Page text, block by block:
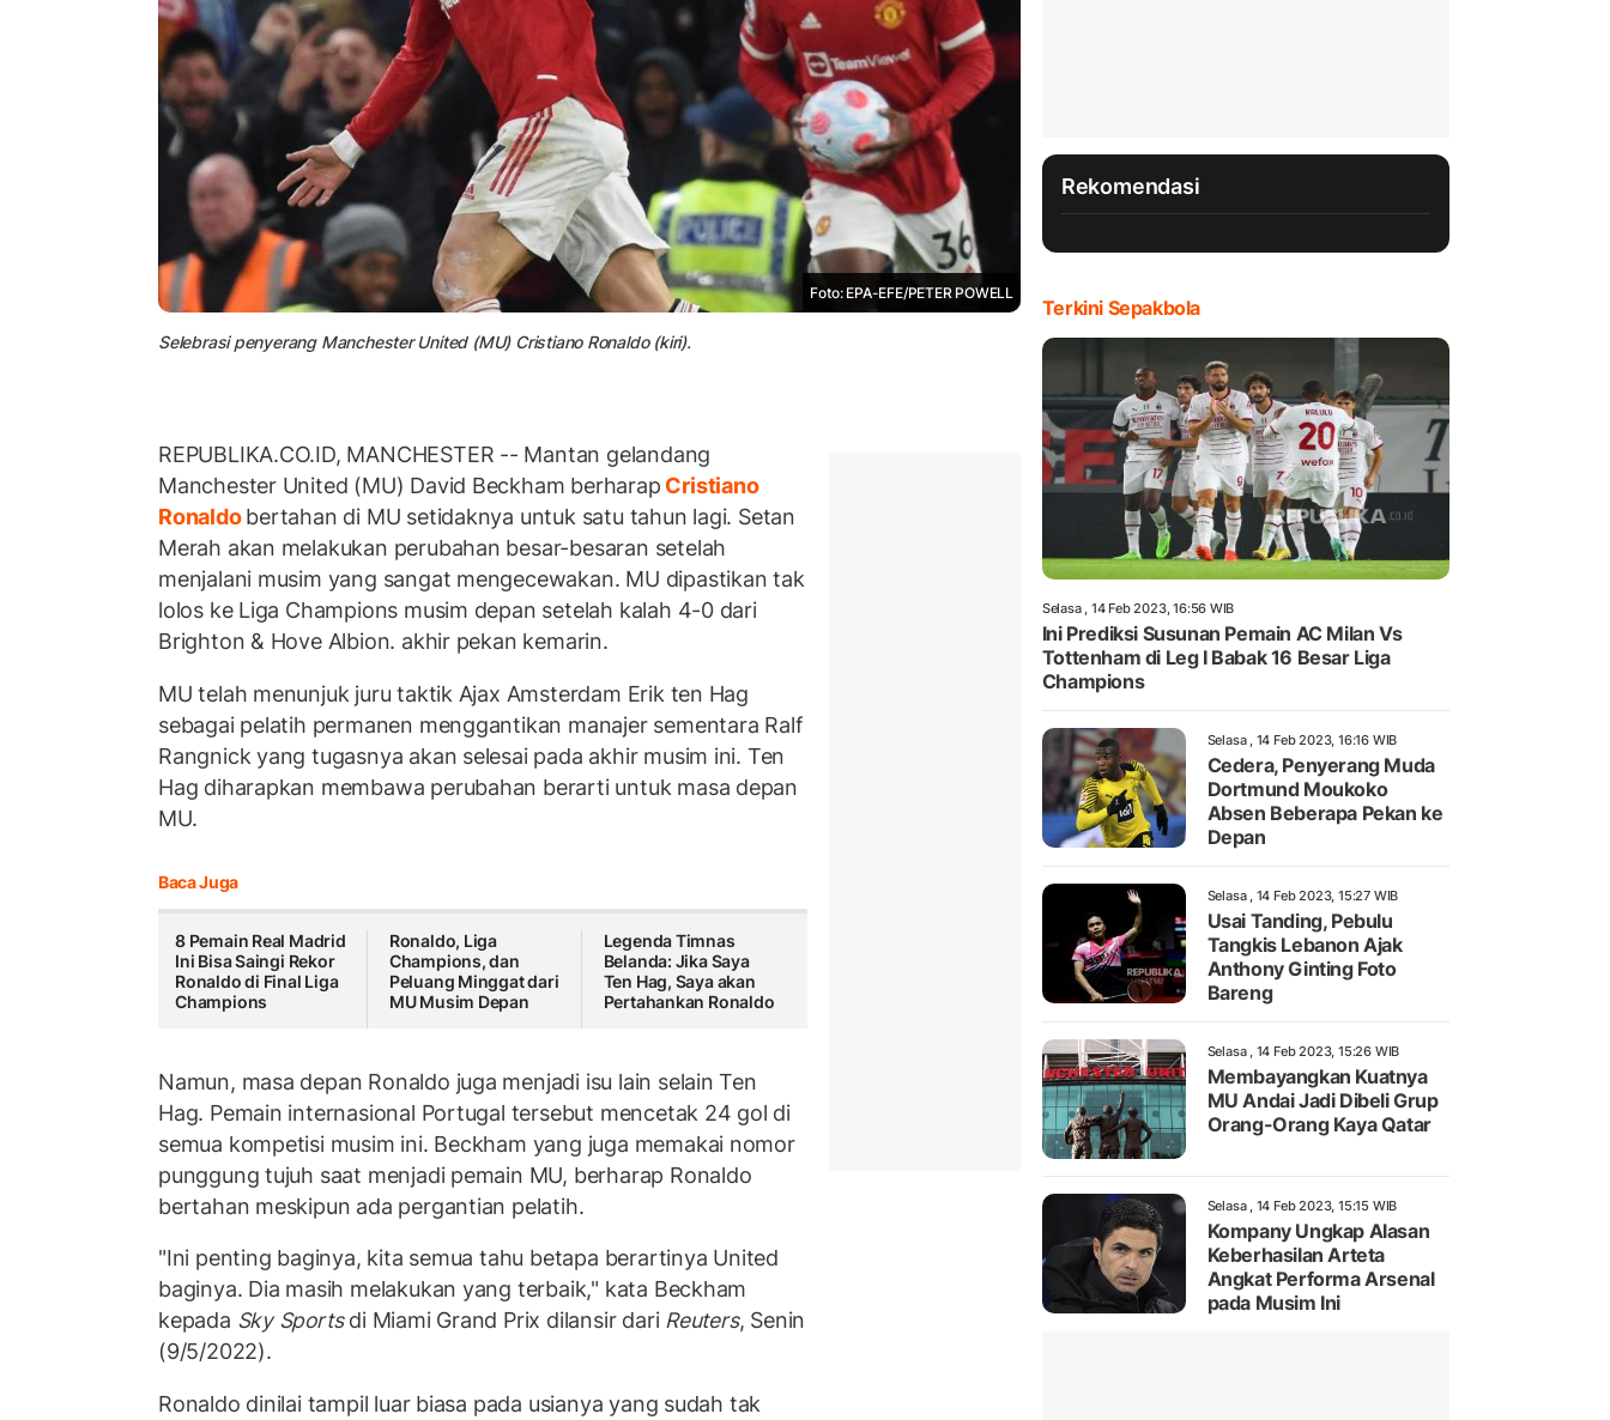
Foto: EPA-EFE/PETER POWELL
Selebrasi penyerang Manchester United (MU) Cristiano Ronaldo (kiri).
REPUBLIKA.CO.ID, MANCHESTER -- Mantan gelandang
Manchester United (MU) David Beckham berharap Cristiano
Ronaldobertahan di MU setidaknya untuk satu tahun lagi. Setan
Merah akan melakukan perubahan besar-besaran setelah
menjalani musim yang sangat mengecewakan. MU dipastikan tak
lolos ke Liga Champions musim depan setelah kalah 4-0 dari
Brighton & Hove Albion. akhir pekan kemarin.
MU telah menunjuk juru taktik Ajax Amsterdam Erik ten Hag
sebagai pelatih permanen menggantikan manajer sementara Ralf
Rangnick yang tugasnya akan selesai pada akhir musim ini. Ten
Hag diharapkan membawa perubahan berarti untuk masa depan
MU.
Baca Juga
8 Pemain Real Madrid
Ini Bisa Saingi Rekor
Ronaldo di Final Liga
Champions
Ronaldo, Liga
Champions, dan
Peluang Minggat dari
MU Musim Depan
Legenda Timnas
Belanda: Jika Saya
Ten Hag, Saya akan
Pertahankan Ronaldo
Namun, masa depan Ronaldo juga menjadi isu lain selain Ten
Hag. Pemain internasional Portugal tersebut mencetak 24 gol di
semua kompetisi musim ini. Beckham yang juga memakai nomor
punggung tujuh saat menjadi pemain MU, berharap Ronaldo
bertahan meskipun ada pergantian pelatih.
"Ini penting baginya, kita semua tahu betapa berartinya United
baginya. Dia masih melakukan yang terbaik," kata Beckham
kepada Sky Sportsdi Miami Grand Prix dilansir dari Reuters, Senin
(9/5/2022).
Ronaldo dinilai tampil luar biasa pada usianya yang sudah tak
Rekomendasi
Terkini Sepakbola
Selasa , 14 Feb 2023, 16:56 WIB
Ini Prediksi Susunan Pemain AC Milan Vs
Tottenham di Leg I Babak 16 Besar Liga
Champions
Selasa , 14 Feb 2023, 16:16 WIB
Cedera, Penyerang Muda
Dortmund Moukoko
Absen Beberapa Pekan ke
Depan
Selasa , 14 Feb 2023, 15:27 WIB
Usai Tanding, Pebulu
Tangkis Lebanon Ajak
Anthony Ginting Foto
Bareng
Selasa , 14 Feb 2023, 15:26 WIB
Membayangkan Kuatnya
MU Andai Jadi Dibeli Grup
Orang-Orang Kaya Qatar
Selasa , 14 Feb 2023, 15:15 WIB
Kompany Ungkap Alasan
Keberhasilan Arteta
Angkat Performa Arsenal
pada Musim Ini